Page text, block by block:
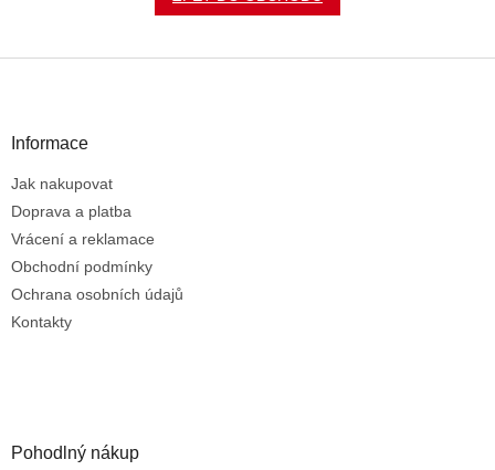
Informace
Jak nakupovat
Doprava a platba
Vrácení a reklamace
Obchodní podmínky
Ochrana osobních údajů
Kontakty
Pohodlný nákup